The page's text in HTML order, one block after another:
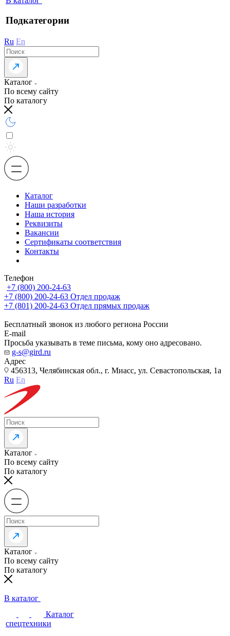
Подкатегории
Ru En
Каталог
По всему сайту
По каталогу
Каталог
Наши разработки
Наша история
Реквизиты
Вакансии
Сертификаты соответствия
Контакты
Телефон
+7 (800) 200-24-63
+7 (800) 200-24-63 Отдел продаж
+7 (801) 200-24-63 Отдел прямых продаж
Бесплатный звонок из любого региона России
E-mail
Просьба указывать в теме письма, кому оно адресовано.
g-s@gird.ru
Адрес
456313, Челябинская обл., г. Миасс, ул. Севастопольская, 1а
Ru En
Каталог
По всему сайту
По каталогу
Каталог
По всему сайту
По каталогу
В каталог
Каталог
спецтехники